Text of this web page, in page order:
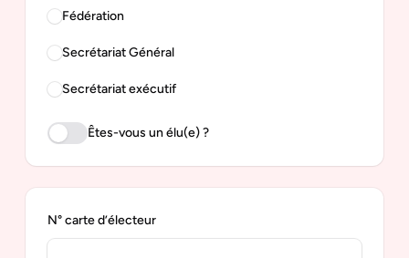
Fédération
Secrétariat Général
Secrétariat exécutif
Êtes-vous un élu(e) ?
N° carte d’électeur